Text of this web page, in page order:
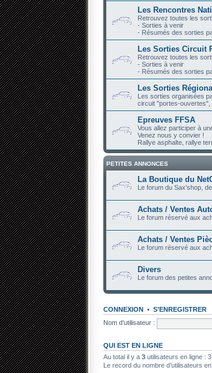
Les Rencontres
Retrouvez toutes les
- Sorties à venir
- Résumés des sorties
Les Sorties Circuit
Retrouvez toutes les
- Sorties à venir
- Résumés des sorties
Les Sorties
Les sorties organisées
circuit "portes-ouvertes",
Epreuves FFSA
Vous allez participer à
Venez nous y convier !
Rallye asphalte, rallye
PETITES ANNONCES
La Boutique du
Le forum du Sax'shop,
Achats / Ventes
Le forum réservé aux
Achats / Ventes
Le forum réservé aux
Divers
Le forum des petites
CONNEXION • S’ENREGISTRER
Nom d’utilisateur :
QUI EST EN LIGNE
Au total il y a 3 utilisateurs en ligne :
Le record du nombre d’utilisateurs